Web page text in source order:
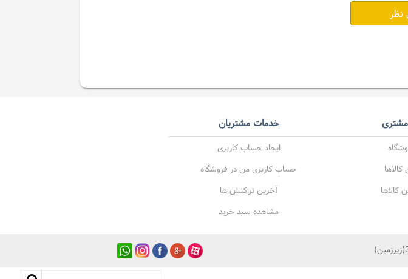
نظر
مشتری
کالاها
خدمات مشتریان
ایجاد حساب کاربری
حساب کاربری من در فروشگاه
آخرین تراکنش ها
مشاهده سبد خرید